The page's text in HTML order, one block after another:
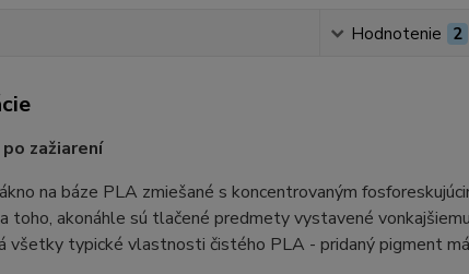
Hodnotenie 2
zažiarení
na báze PLA zmiešané s koncentrovaným
toho, akonáhle sú tlačené predmety vystavené
typické vlastnosti čistého PLA - pridaný pigment